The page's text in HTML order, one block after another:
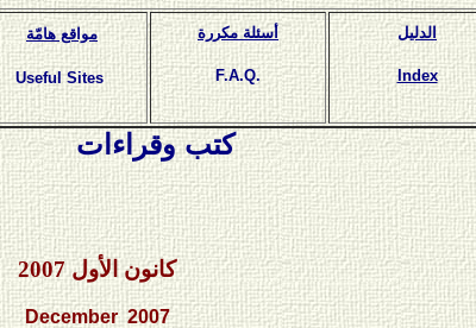
مواقع هامّة
Useful Sites
أسئلة مكررة
F.A.Q.
الدليل
Index
كتب وقراءات
كانون الأول2007
December2007